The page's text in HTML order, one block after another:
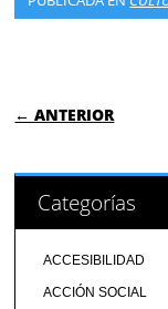
← ANTERIOR
Categorías
ACCESIBILIDAD
ACCIÓN SOCIAL